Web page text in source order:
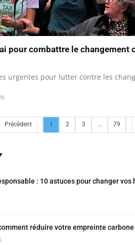
pour combattre le changement
urgentes pour lutter contre les
Précédent 1 2 3 ... 79
: 10 astuces pour changer vos
réduire votre empreinte